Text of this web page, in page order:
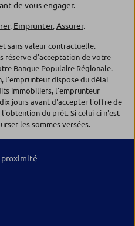
de vous engager.
, Emprunter,Assurer.
sans valeur contractuelle.
réserve d'acceptation de votre
Banque Populaire Régionale.
l'emprunteur dispose du délai
immobiliers, l'emprunteur
jours avant d'accepter l'offre de
du prêt. Si celui-ci n'est
les sommes versées.
proximité